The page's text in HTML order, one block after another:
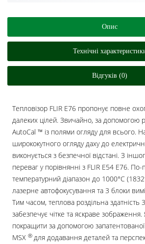
Опис
Технічні
Відгуків (0)
Тепловізор FLIR E76 пропонує повне
далеких цілей. Звичайно, за допомогою
AutoCal ™ із полями огляду для всього.
ширококутного огляду даху до
виконується з безпечної відстані. З
переваг у порівнянні з FLIR E54 E76.
температурний діапазон до 1000°C
лазерне автофокусування та 3 блоки
Тим часом, теплова роздільна здатність
забезпечує чітке та яскраве
покращити за допомогою запатентованої
MSX ® для додавання деталей та